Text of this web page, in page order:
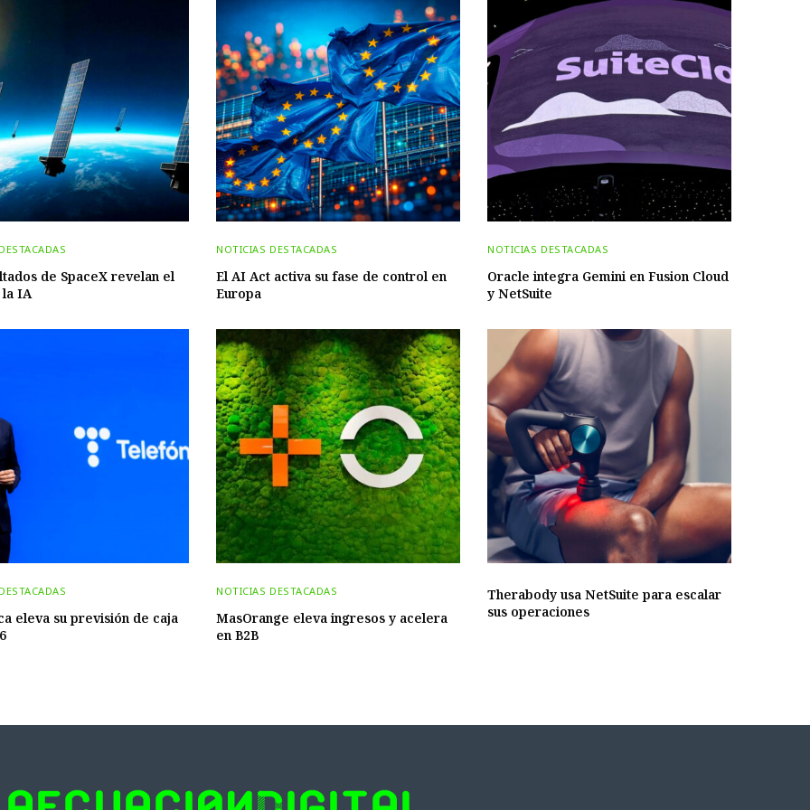
de SpaceX revelan el
IA
NOTICIAS DESTACADAS
El AI Act activa su fase de control en
Europa
NOTICIAS DESTACADAS
Oracle integra Gemini en Fusion Cloud
y NetSuite
eleva su previsión de caja
NOTICIAS DESTACADAS
MasOrange eleva ingresos y acelera
en B2B
Therabody usa NetSuite para escalar
sus operaciones